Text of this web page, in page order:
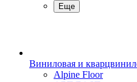
Еще
Виниловая и
Alpine Floor